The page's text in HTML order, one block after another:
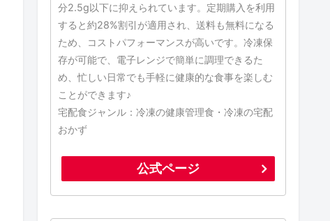
分2.5g以下に抑えられています。定期購入を利用
すると約28%割引が適用され、送料も無料になる
ため、コストパフォーマンスが高いです。冷凍保
存が可能で、電子レンジで簡単に調理できるた
め、忙しい日常でも手軽に健康的な食事を楽しむ
ことができます♪
宅配食ジャンル：冷凍の健康管理食・冷凍の宅配
おかず
公式ページ